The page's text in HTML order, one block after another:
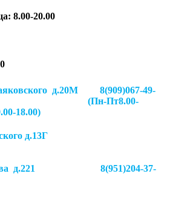
8.00-20.00
д.20М 8(909)067-49-
Пт8.00-
18.00)
д.13Г
д.221
8(951)204-37-